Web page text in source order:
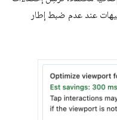
عند عدم ضبط إطار